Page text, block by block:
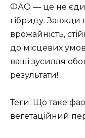
ФАО — це не
гібриду. Завжди
врожайність,
до місцевих
ваші зусилля
результати!
Теги: Що таке
вегетаційний